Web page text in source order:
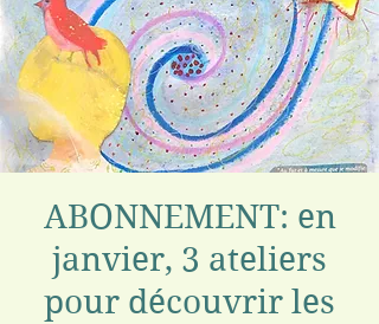
ABONNEMENT: en
janvier, 3 ateliers
pour découvrir les